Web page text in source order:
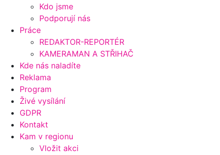
Kdo jsme
Podporují nás
Práce
REDAKTOR-REPORTÉR
KAMERAMAN A STŘIHAČ
Kde nás naladíte
Reklama
Program
Živé vysílání
GDPR
Kontakt
Kam v regionu
Vložit akci